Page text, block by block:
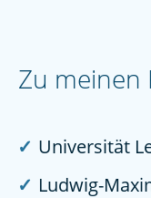
Zu meinen
Universität
Ludwig-